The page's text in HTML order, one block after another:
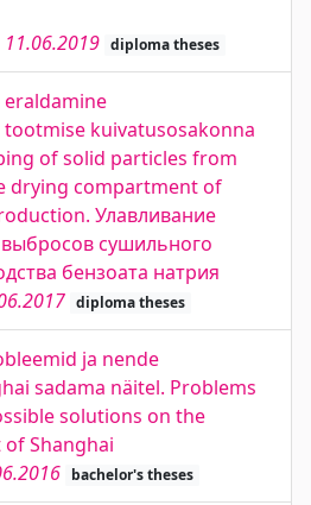
11.06.2019 diploma theses
eraldamine
kuivatusosakonna
of solid particles from
drying compartment of
Улавливание
сушильного
бензоата натрия
diploma theses
ja nende
sadama näitel. Problems
solutions on the
Shanghai
bachelor's theses